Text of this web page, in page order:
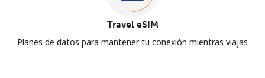
Travel eSIM
Planes de datos para mantener tu conexión mientras viajas